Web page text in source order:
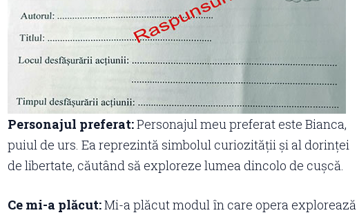
Personajul preferat:Personajul meu preferat este Bianca,
puiul de urs. Ea reprezintă simbolul curiozității și al dorinței
de libertate, căutând să exploreze lumea dincolo de cușcă.
Ce mi-a plăcut:Mi-a plăcut modul în care opera explorează